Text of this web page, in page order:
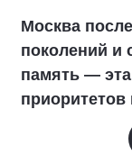
Москва
поколений и
память — эта
приоритетов